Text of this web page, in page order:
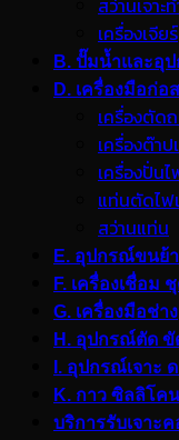
สว่านเจา
เครื่องเจียร์
B. ปั๊มน้ำและอุ
D. เครื่องมือก่อ
เครื่องตัด
เครื่องต๊า
เครื่องปั่น
แท่นตัดไฟ
สว่านแท่น
E. อุปกรณ์ขนย้
F. เครื่องเชื่อม
G. เครื่องมือช่าง
H. อุปกรณ์ตัด ขั
I. อุปกรณ์เจาะ
K. กาว ซิลลิโค
บริการรับเจาะ